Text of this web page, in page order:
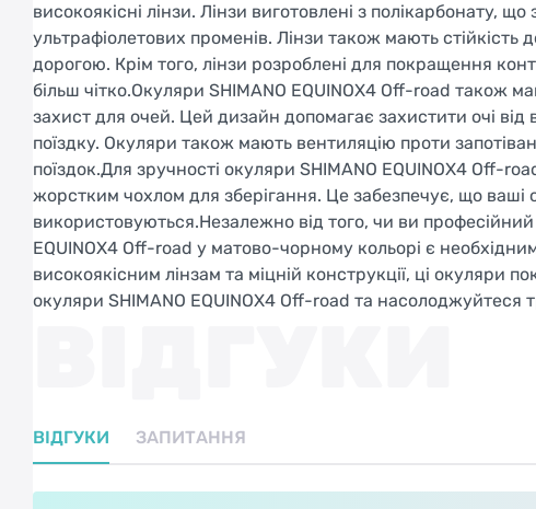
високоякісні лінзи. Лінзи виготовлені з полікарбонату,
ультрафіолетових променів. Лінзи також мають
дорогою. Крім того, лінзи розроблені для покращення
більш чітко.Окуляри SHIMANO EQUINOX4 Off-road також
захист для очей. Цей дизайн допомагає захистити очі
поїздку. Окуляри також мають вентиляцію проти
поїздок.Для зручності окуляри SHIMANO EQUINOX4 Off-
жорстким чохлом для зберігання. Це забезпечує, що
використовуються.Незалежно від того, чи ви
EQUINOX4 Off-road у матово-чорному кольорі є
високоякісним лінзам та міцній конструкції, ці окуляри
окуляри SHIMANO EQUINOX4 Off-road та насолоджуйтеся
ВІДГУКИ ЗАПИТАННЯ